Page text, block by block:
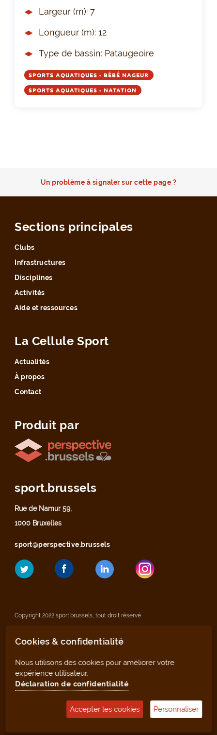
Largeur (m): 7
Longueur (m): 12
Type de bassin: Pataugeoire
SPORTS AQUATIQUES - BÉBÉ NAGEUR
SPORTS AQUATIQUES - NATATION
Un problème à signaler sur cette page ?
Sections principales
Clubs
Infrastructures
Disciplines
Activités
Aide et ressources
La Cellule Sport
Actualités
À propos
Contact
Produit par
sport.brussels
Rue de Namur 59,
1000 Bruxelles
sport@perspective.brussels
Copyright 2022 sport.brussels, tout droit réservé
Mentions légales
Déclaration de confidentialité
Plan du site
Outil de gestion (pour les clubs et infrastructures)
Cookies & confidentialité
Nous utilisons des cookies pour améliorer votre
expérience utilisateur.
Déclaration de confidentialité
Accepter les cookies Personnaliser